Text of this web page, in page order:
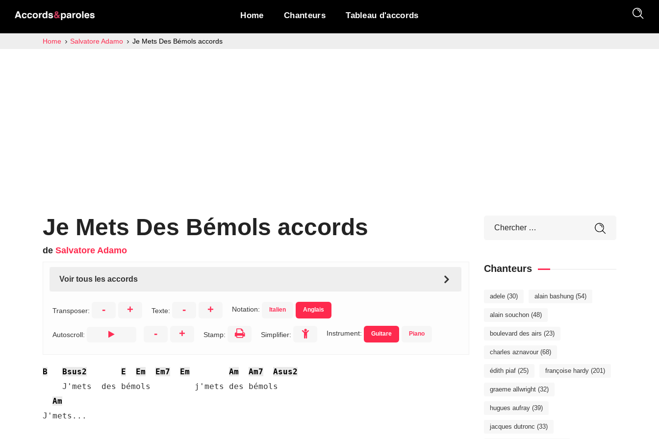
Home Chanteurs Tableau d'accords
Home Salvatore Adamo Je Mets Des Bémols accords
Je Mets Des Bémols accords
de Salvatore Adamo
Voir tous les accords
Transposer: - + Texte: - + Notation: Italien Anglais
Autoscroll: - + Stamp: Simplifier: Instrument: Guitare Piano
B Bsus2 E Em Em7 Em Am Am7
Asus2
    J'mets  des bémols         j'mets des bémols
Am
J'mets...
Chanteurs
adele (30) alain bashung (54)
alain souchon (48)
boulevard des airs (23)
charles aznavour (68)
édith piaf (25) françoise hardy (201)
graeme allwright (32)
hugues aufray (39)
jacques dutronc (33)